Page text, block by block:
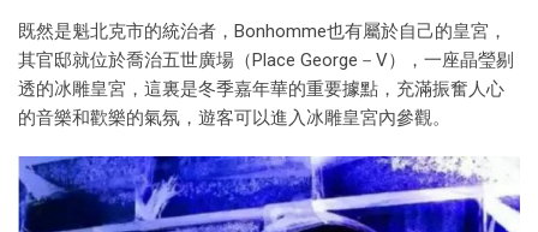
既然是魁北克市的統治者，Bonhomme也有屬於自己的皇宮，
其官邸就位於喬治五世廣場（Place George－V），一座晶瑩剔
透的冰雕皇宮，這裏是冬季嘉年華的重要據點，充滿振奮人心
的音樂和歡樂的氣氛，遊客可以進入冰雕皇宮內參觀。